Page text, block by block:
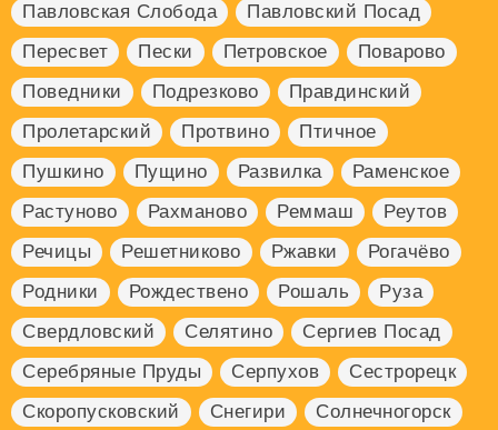
Павловская Слобода
Павловский Посад
Пересвет
Пески Петровское
Поварово
Поведники
Подрезково
Правдинский
Пролетарский
Протвино
Птичное
Пушкино
Пущино Развилка
Раменское
Растуново
Рахманово Реммаш
Реутов
Речицы
Решетниково Ржавки
Рогачёво
Родники
Рождествено Рошаль
Руза
Свердловский
Селятино
Сергиев Посад
Серебряные Пруды
Серпухов
Сестрорецк
Скоропусковский
Снегири
Солнечногорск